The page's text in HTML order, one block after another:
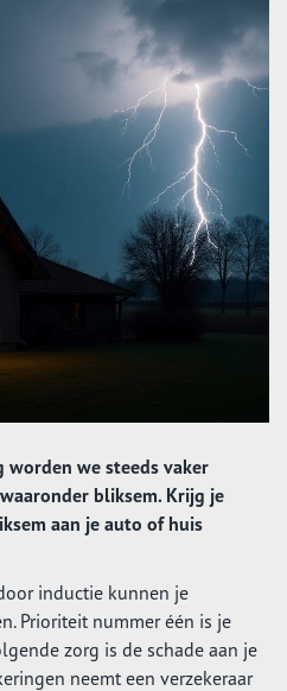
we steeds vaker
bliksem. Krijg je
aan je auto of huis
inductie kunnen je
Prioriteit nummer één is je
zorg is de schade aan je
neemt een verzekeraar